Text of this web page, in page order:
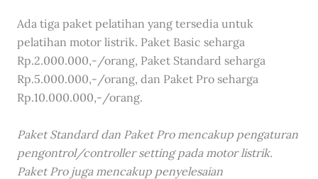
Ada tiga paket pelatihan yang tersedia untuk
pelatihan motor listrik. Paket Basic seharga
Rp.2.000.000,-/orang, Paket Standard seharga
Rp.5.000.000,-/orang, dan Paket Pro seharga
Rp.10.000.000,-/orang.
Paket Standard dan Paket Pro mencakup pengaturan
pengontrol/controller setting pada motor listrik.
Paket Pro juga mencakup penyelesaian